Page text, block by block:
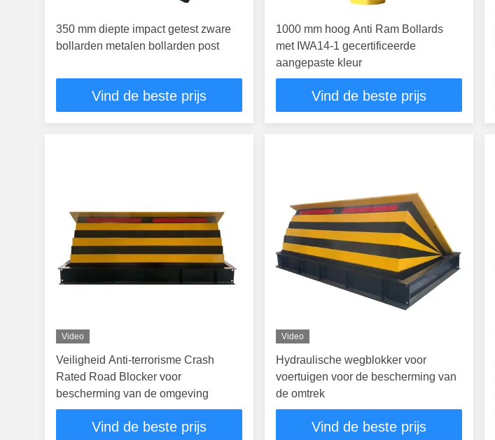
350 mm diepte impact getest zware
bollarden metalen bollarden post
Vind de beste prijs
1000 mm hoog Anti Ram Bollards
met IWA14-1 gecertificeerde
aangepaste kleur
Vind de beste prijs
Video
Veiligheid Anti-terrorisme Crash
Rated Road Blocker voor
bescherming van de omgeving
Vind de beste prijs
Video
Hydraulische wegblokker voor
voertuigen voor de bescherming van
de omtrek
Vind de beste prijs